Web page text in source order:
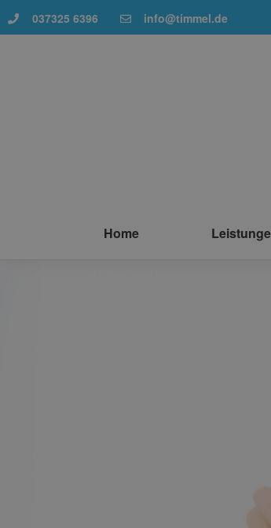
037325 6396 info@timmel.de
Home